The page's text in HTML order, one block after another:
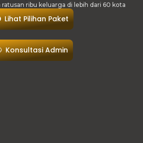
ribu keluarga di lebih dari 60 kota
Lihat Pilihan Paket
Konsultasi Admin